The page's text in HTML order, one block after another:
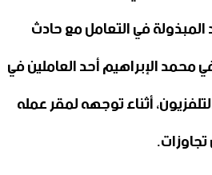
في التعامل مع حادث
‏محمد الإبراهيم أحد العاملين في
أثناء توجهه ‏لمقر عمله